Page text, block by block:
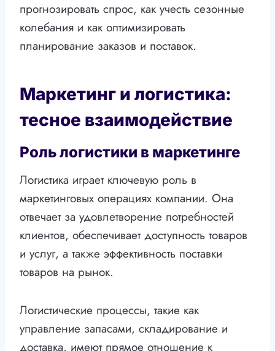
прогнозировать спрос, как учесть сезонные
колебания и как оптимизировать
планирование заказов и поставок.
Маркетинг и логистика:
тесное взаимодействие
Роль логистики в маркетинге
Логистика играет ключевую роль в
маркетинговых операциях компании. Она
отвечает за удовлетворение потребностей
клиентов, обеспечивает доступность товаров
и услуг, а также эффективность поставки
товаров на рынок.
Логистические процессы, такие как
управление запасами, складирование и
доставка, имеют прямое отношение к